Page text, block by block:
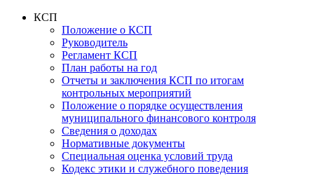
КСП
Положение о КСП
Руководитель
Регламент КСП
План работы на год
Отчеты и заключения КСП по итогам
контрольных мероприятий
Положение о порядке осуществления
муниципального финансового контроля
Сведения о доходах
Нормативные документы
Специальная оценка условий труда
Кодекс этики и служебного поведения